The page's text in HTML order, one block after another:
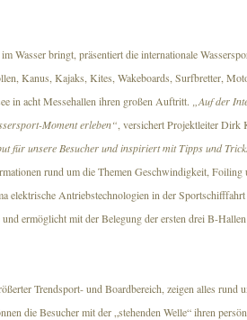
Wasser bringt, präsentiert die internationale
Kanus, Kajaks, Kites, Wakeboards, Surfbretter,
in acht Messehallen ihren großen Auftritt.
„Auf der
Moment erleben“ , versichert Projektleiter Dirk
für unsere Besucher und inspiriert mit Tipps und
rund um die Themen Geschwindigkeit,
elektrische Antriebstechnologien in der
ermöglicht mit der Belegung der ersten drei B-
Trendsport- und Boardbereich, zeigen alles rund
die Besucher mit der „stehenden Welle“ ihren